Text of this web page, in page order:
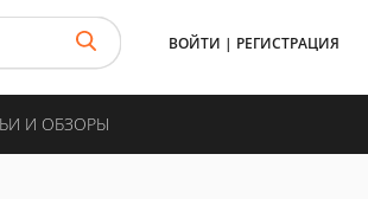
ВОЙТИ | РЕГИСТРАЦИЯ
И ОБЗОРЫ